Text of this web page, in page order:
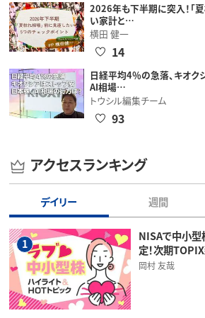
2026年も下半期に突入！「
い家計と…
横田 健一
14
日経平均4％の急落、キオク
AI相場…
トウシル編集チーム
93
アクセスランキング
デイリー 週間
1
NISAで中小
定！次期
岡村 友哉